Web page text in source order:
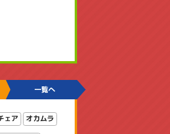
一覧へ
ェア オカムラ